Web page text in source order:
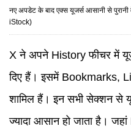
नए अपडेट के बाद एक्स यूजर्स आसानी से
iStock)
X ने अपने History फीचर में
दिए हैं। इसमें Bookmarks,
शामिल हैं। इन सभी सेक्शन से
ज्यादा आसान हो जाता है।